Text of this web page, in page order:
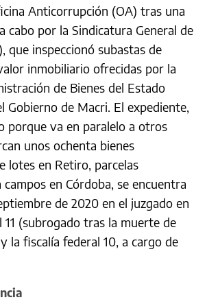
Anticorrupción (OA) tras una
cabo por la Sindicatura General de
que inspeccionó subastas de
inmobiliario ofrecidas por la
de Bienes del Estado
Gobierno de Macri. El expediente,
porque va en paralelo a otros
unos ochenta bienes
lotes en Retiro, parcelas
en Córdoba, se encuentra
de 2020 en el juzgado en
11 (subrogado tras la muerte de
la fiscalía federal 10, a cargo de